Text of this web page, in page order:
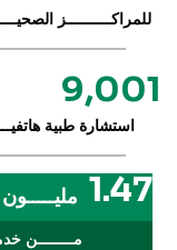
للمراكــــــــــز
9,001
استشارة طبية
1.47
مــــــــن